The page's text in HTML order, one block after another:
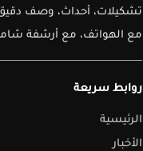
تشكيلات، أحداث، وصف
مع الهواتف، مع أرشفة
روابط سريعة
الرئيسية
الأخبار